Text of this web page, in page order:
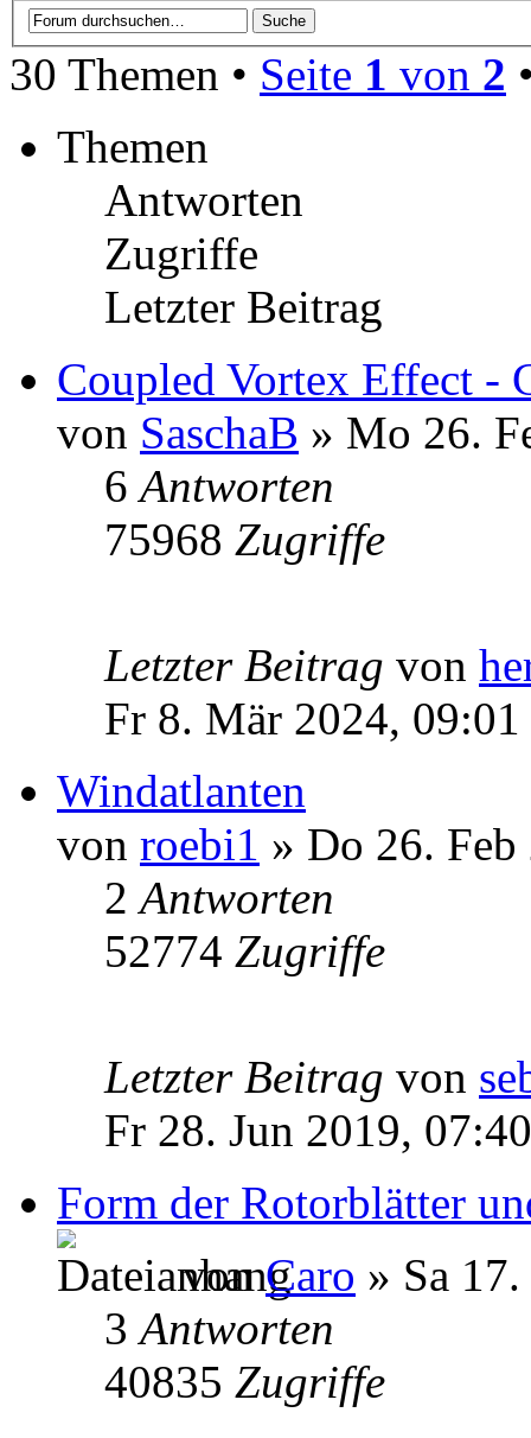
30 Themen • Seite 1 von 2
Themen
Antworten
Zugriffe
Letzter Beitrag
Coupled Vortex Effect -
von SaschaB » Mo 26.
6Antworten
75968 Zugriffe
Letzter Beitrag von
Fr 8. Mär 2024, 09:01
Windatlanten
von roebi1 » Do 26.
2Antworten
52774 Zugriffe
Letzter Beitrag von
Fr 28. Jun 2019, 07:40
Form der Rotorblätter
vonCaro » Sa
3Antworten
40835 Zugriffe